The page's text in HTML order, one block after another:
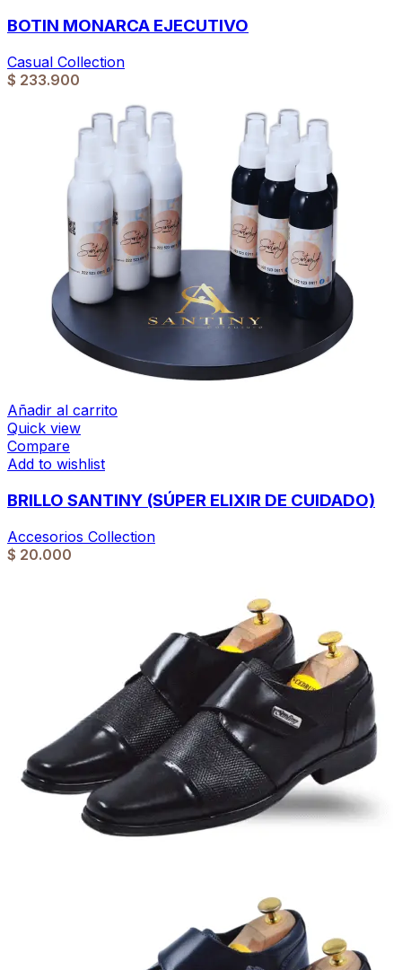
BOTIN MONARCA EJECUTIVO
Casual Collection
$ 233.900
Añadir al carrito
Quick view
Compare
Add to wishlist
BRILLO SANTINY (SÚPER ELIXIR DE CUIDADO)
Accesorios Collection
$ 20.000